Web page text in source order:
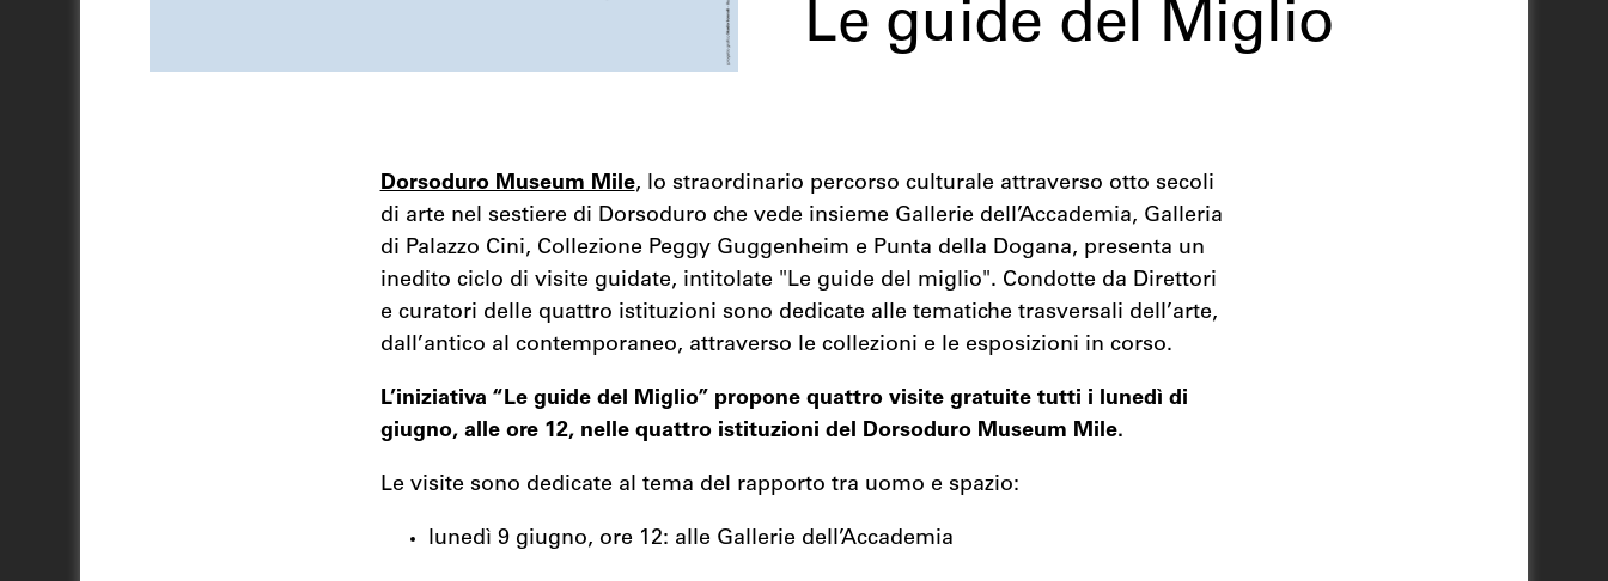
Le guide del Miglio
Dorsoduro Museum Mile, lo straordinario percorso culturale attraverso otto secoli
di arte nel sestiere di Dorsoduro che vede insieme Gallerie dell’Accademia, Galleria
di Palazzo Cini, Collezione Peggy Guggenheim e Punta della Dogana, presenta un
inedito ciclo di visite guidate, intitolate "Le guide del miglio". Condotte da Direttori
e curatori delle quattro istituzioni sono dedicate alle tematiche trasversali dell’arte,
dall’antico al contemporaneo, attraverso le collezioni e le esposizioni in corso.
L’iniziativa “Le guide del Miglio” propone quattro visite gratuite tutti i lunedì di
giugno, alle ore 12, nelle quattro istituzioni del Dorsoduro Museum Mile.
Le visite sono dedicate al tema del rapporto tra uomo e spazio:
lunedì 9 giugno, ore 12: alle Gallerie dell’Accademia